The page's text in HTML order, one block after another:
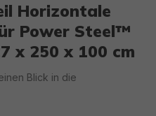
Horizontale
Power Steel™
x 250 x 100 cm
Blick in die